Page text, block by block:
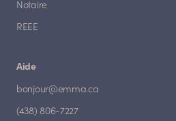
Notaire
REEE
Aide
bonjour@emma.ca
(438) 806-7227